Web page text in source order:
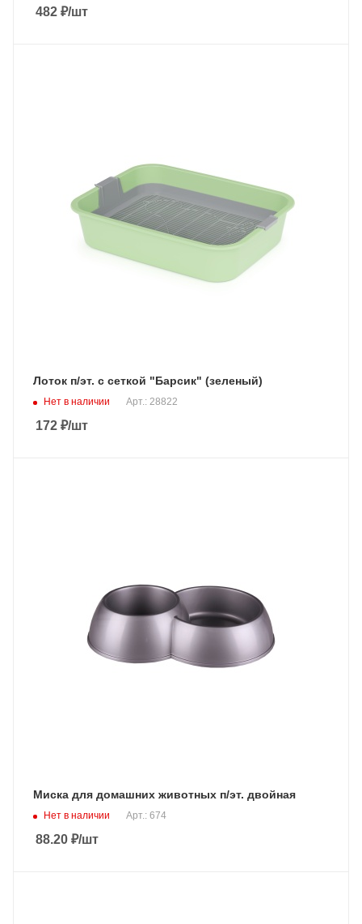
482 ₽/шт
Лоток п/эт. с сеткой "Барсик" (зеленый)
Нет в наличии Арт.: 28822
172 ₽/шт
Миска для домашних животных п/эт. двойная
Нет в наличии Арт.: 674
88.20 ₽/шт